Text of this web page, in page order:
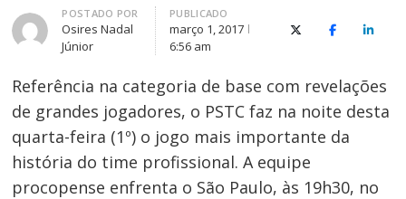
Autor
POSTADO POR
Osires Nadal
Júnior
PUBLICADO
março 1, 2017
6:56 am
X (Twitter)Facebook
O
Referência na categoria de base com revelações
de grandes jogadores, o PSTC faz na noite desta
quarta-feira (1º) o jogo mais importante da
história do time profissional. A equipe
procopense enfrenta o São Paulo, às 19h30, no